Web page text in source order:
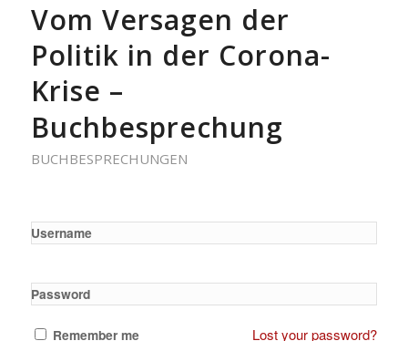
Vom Versagen der
Politik in der Corona-
Krise –
Buchbesprechung
BUCHBESPRECHUNGEN
Username
Password
Remember me Lost your password?